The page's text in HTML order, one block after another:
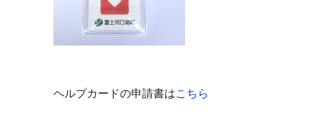
ヘルプカードの申請書はこちら